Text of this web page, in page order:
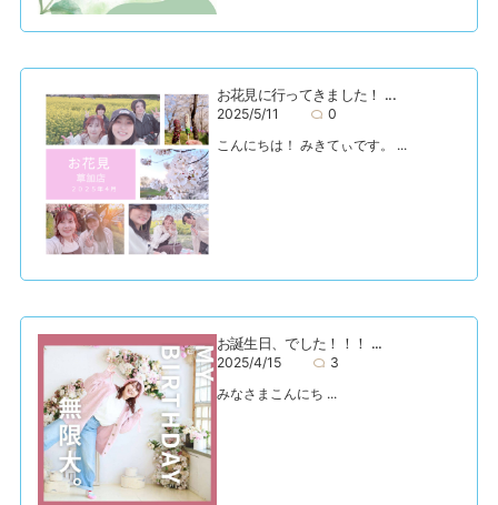
お花見に行ってきました！ ...
2025/5/11
0
こんにちは！ みきてぃです。 ...
お誕生日、でした！！！ ...
2025/4/15
3
みなさまこんにち ...